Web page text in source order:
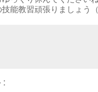
能教習頑張りましょう（
: